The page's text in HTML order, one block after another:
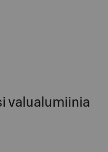
valualumiinia